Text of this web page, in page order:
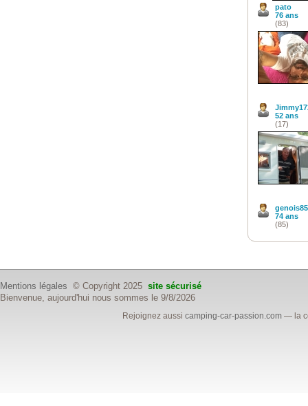
pato
76 ans
(83)
52 ans
(17)
genois85
74 ans
(85)
Mentions légales © Copyright 2025 site sécurisé
Bienvenue, aujourd'hui nous sommes le 9/8/2026
Rejoignez aussicamping-car-passion.com — la